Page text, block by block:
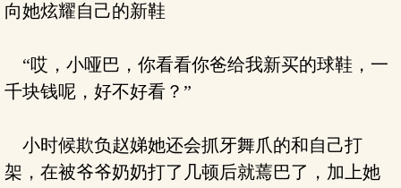
向她炫耀自己的新鞋
“哎，小哑巴，你看看你爸给我新买的球鞋，一
千块钱呢，好不好看？”
小时候欺负赵娣她还会抓牙舞爪的和自己打
架，在被爷爷奶奶打了几顿后就蔫巴了，加上她